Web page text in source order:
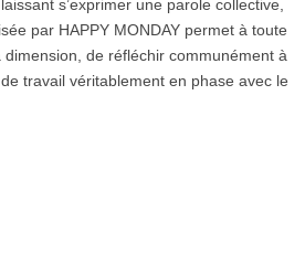
s’exprimer une parole collective,
par HAPPY MONDAY permet à toute
de réfléchir communément à
travail véritablement en phase avec le